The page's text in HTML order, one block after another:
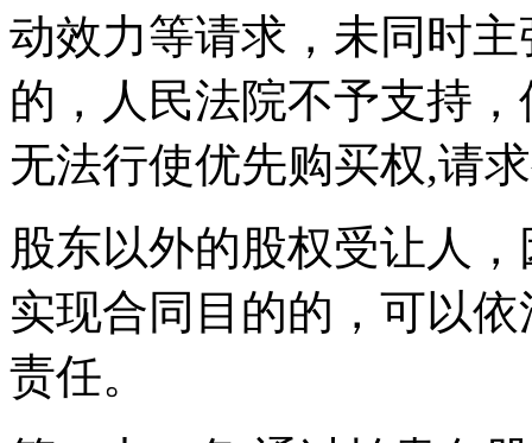
动效力等请求，未同时
的，人民法院不予支持
无法行使优先购买权,请
股东以外的股权受让人
实现合同目的的，可以
责任。